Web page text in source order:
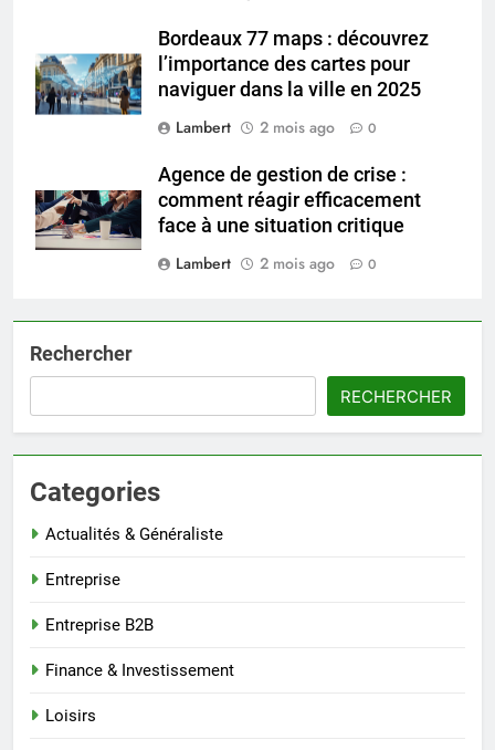
Bordeaux 77 maps : découvrez
l’importance des cartes pour
naviguer dans la ville en 2025
Lambert
2 mois ago 0
Agence de gestion de crise :
comment réagir efficacement
face à une situation critique
Lambert
2 mois ago 0
Rechercher
RECHERCHER
Categories
Actualités & Généraliste
Entreprise
Entreprise B2B
Finance & Investissement
Loisirs